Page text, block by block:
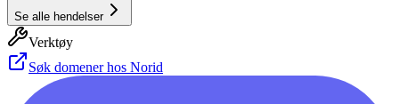
Se alle hendelser
Verktøy
Søk domener hos Norid